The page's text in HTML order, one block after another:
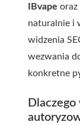
IBvape oraz
naturalnie i
widzenia
wezwania
konkretne